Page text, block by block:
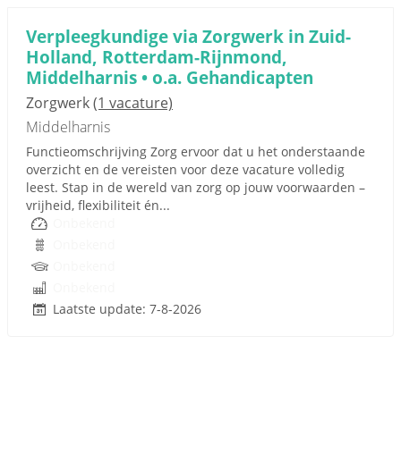
Verpleegkundige via Zorgwerk in Zuid-
Holland, Rotterdam-Rijnmond,
Middelharnis • o.a. Gehandicapten
Zorgwerk(1 vacature)
Middelharnis
Functieomschrijving Zorg ervoor dat u het onderstaande
overzicht en de vereisten voor deze vacature volledig
leest. Stap in de wereld van zorg op jouw voorwaarden –
vrijheid, flexibiliteit én...
Laatste update: 7-8-2026